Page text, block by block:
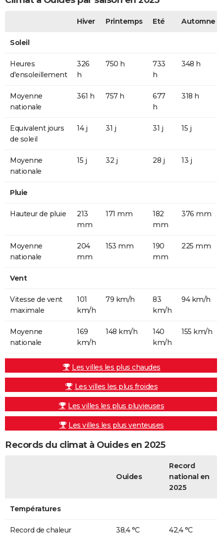
Hiver Printemps Eté Automne
Soleil
Heures
d'ensoleillement
326
h
750 h
733
h
348 h
Moyenne
nationale
361 h 757 h
677
h
318 h
Equivalent jours
de soleil
14 j 31 j 31 j 15 j
Moyenne
nationale
15 j 32 j 28 j 13 j
Pluie
Hauteur de pluie
213
mm
171 mm
182
mm
376 mm
Moyenne
nationale
204
mm
153 mm
190
mm
225 mm
Vent
Vitesse de vent
maximale
101
km/h
79 km/h
83
km/h
94 km/h
Moyenne
nationale
169
km/h
148 km/h
140
km/h
155 km/h
Les villes les plus chaudes
Les villes les plus froides
Les villes les plus pluvieuses
Les villes les plus venteuses
Records du climat à Ouides en 2025
Ouides
Record
national en
2025
Températures
Record de chaleur 38,4 °C 42,4 °C